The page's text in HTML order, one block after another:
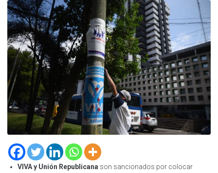
VIVA y Unión Republicana son sancionados por colocar